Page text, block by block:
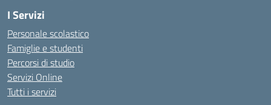
I Servizi
Personale scolastico
Famiglie e studenti
Percorsi di studio
Servizi Online
Tutti i servizi